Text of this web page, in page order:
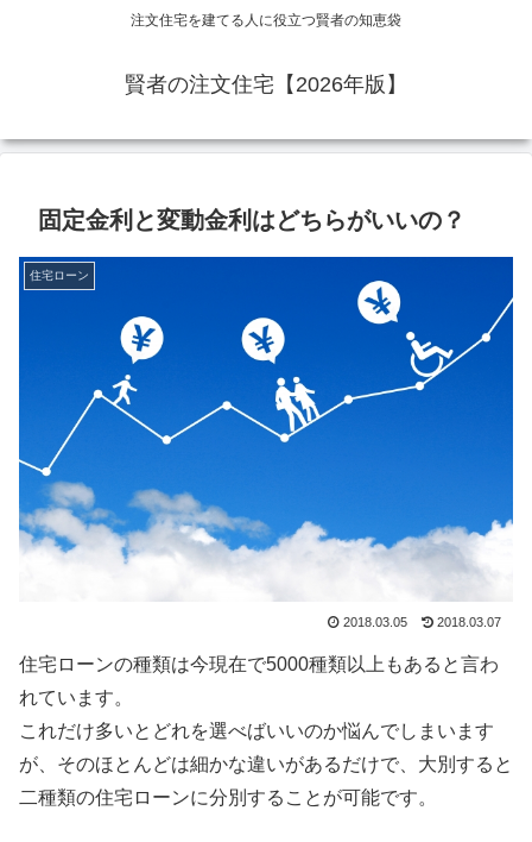
注文住宅を建てる人に役立つ賢者の知恵袋
賢者の注文住宅【2026年版】
固定金利と変動金利はどちらがいいの？
住宅ローン
2018.03.05 2018.03.07
住宅ローンの種類は今現在で5000種類以上もあると言わ
れています。
これだけ多いとどれを選べばいいのか悩んでしまいます
が、そのほとんどは細かな違いがあるだけで、大別すると
二種類の住宅ローンに分別することが可能です。